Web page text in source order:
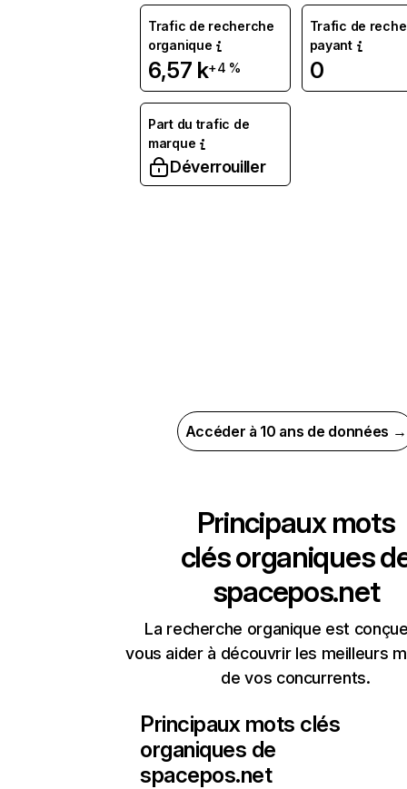
Trafic de recherche
organique
6,57 k+4 %
Trafic de
payant
0
Part du trafic de
marque
Déverrouiller
Accéder à 10 ans de données →
Principaux mots
clés organiques
spacepos.net
La recherche organique est
vous aider à découvrir les meilleurs
de vos concurrents.
Principaux mots clés
organiques de
spacepos.net